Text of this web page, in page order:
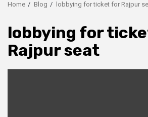
Home Blog lobbying for ticket for Rajpur
lobbying for
Rajpur seat